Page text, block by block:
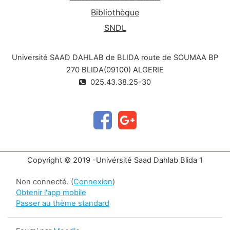
Bibliothèque
SNDL
Université SAAD DAHLAB de BLIDA route de SOUMAA BP
270 BLIDA(09100) ALGERIE
025.43.38.25-30
Copyright © 2019 -Univérsité Saad Dahlab Blida 1
Non connecté. (Connexion)
Obtenir l'app mobile
Passer au thème standard